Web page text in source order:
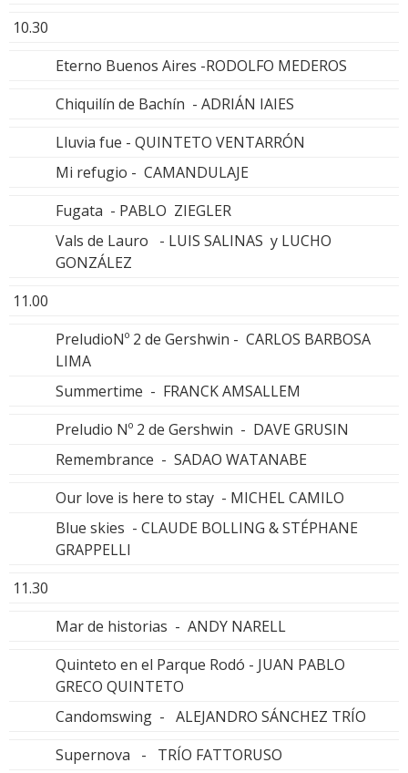
10.30
Eterno Buenos Aires -RODOLFO MEDEROS
Chiquilín de Bachín - ADRIÁN IAIES
Lluvia fue - QUINTETO VENTARRÓN
Mi refugio - CAMANDULAJE
Fugata - PABLO ZIEGLER
Vals de Lauro - LUIS SALINAS y LUCHO
GONZÁLEZ
11.00
PreludioNº 2 de Gershwin - CARLOS BARBOSA
LIMA
Summertime - FRANCK AMSALLEM
Preludio Nº 2 de Gershwin - DAVE GRUSIN
Remembrance - SADAO WATANABE
Our love is here to stay - MICHEL CAMILO
Blue skies - CLAUDE BOLLING & STÉPHANE
GRAPPELLI
11.30
Mar de historias - ANDY NARELL
Quinteto en el Parque Rodó - JUAN PABLO
GRECO QUINTETO
Candomswing - ALEJANDRO SÁNCHEZ TRÍO
Supernova - TRÍO FATTORUSO